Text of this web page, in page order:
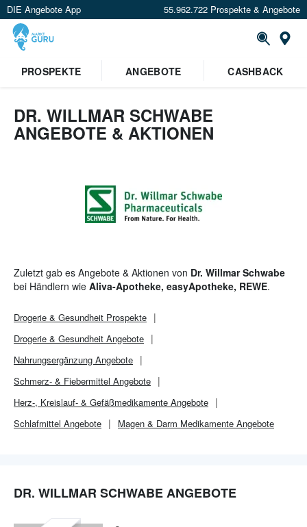
DIE Angebote App 55.962.722 Prospekte & Angebote
Standort festlegen
PROSPEKTE ANGEBOTE CASHBACK
DR. WILLMAR SCHWABE
ANGEBOTE & AKTIONEN
Zuletzt gab es Angebote & Aktionen von Dr. Willmar Schwabe
bei Händlern wie Aliva-Apotheke, easyApotheke, REWE.
Drogerie & Gesundheit Prospekte
Drogerie & Gesundheit Angebote
Nahrungsergänzung Angebote
Schmerz- & Fiebermittel Angebote
Herz-, Kreislauf- & Gefäßmedikamente Angebote
Schlafmittel Angebote
Magen & Darm Medikamente Angebote
DR. WILLMAR SCHWABE ANGEBOTE